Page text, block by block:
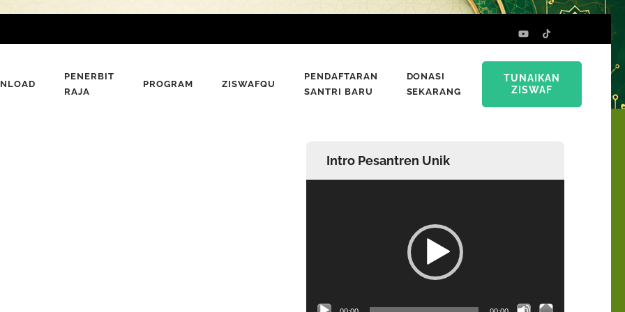
PENERBIT
RAJA
PROGRAM ZISWAFQU
PENDAFTARAN
SANTRI BARU
DONASI
SEKARANG
TUNAIKAN
ZISWAF
Intro Pesantren Unik